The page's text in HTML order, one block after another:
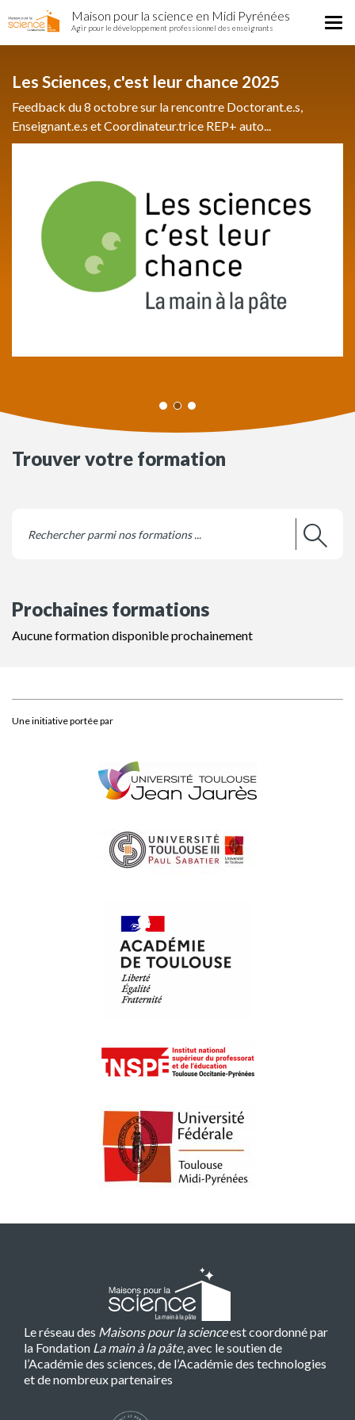
Région
au
Maison pour la science en Midi Pyrénées
Agir pour le développement professionnel des enseignants
Les Sciences, c'est leur chance 2025
Feedback du 8 octobre sur la rencontre Doctorant.e.s,
Enseignant.e.s et Coordinateur.trice REP+ auto...
Trouver votre formation
Prochaines formations
Aucune formation disponible prochainement
Une initiative portée par
Le réseau des Maisons pour la scienceest coordonné par
la Fondation La main à la pâte, avec le soutien de
l’Académie des sciences, de l’Académie des technologies
et de nombreux partenaires